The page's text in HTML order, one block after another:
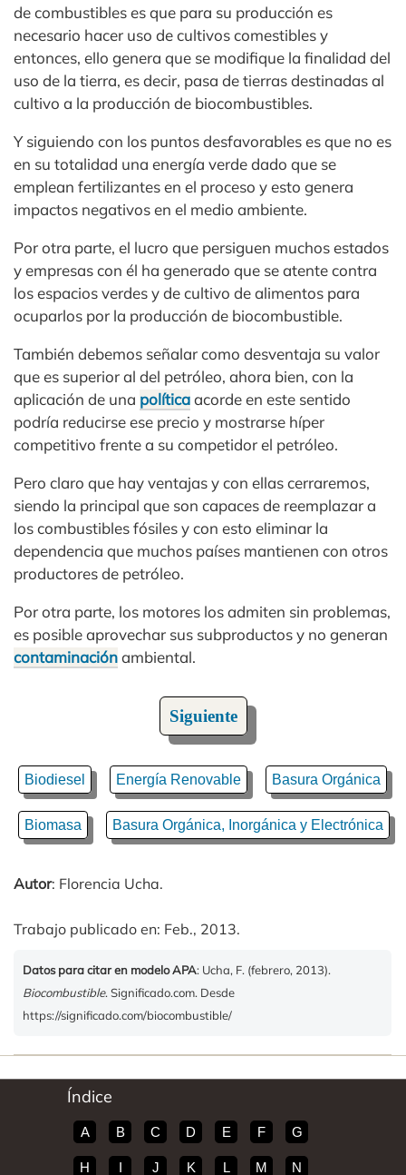
de combustibles es que para su producción es
necesario hacer uso de cultivos comestibles y
entonces, ello genera que se modifique la finalidad del
uso de la tierra, es decir, pasa de tierras destinadas al
cultivo a la producción de biocombustibles.
Y siguiendo con los puntos desfavorables es que no es
en su totalidad una energía verde dado que se
emplean fertilizantes en el proceso y esto genera
impactos negativos en el medio ambiente.
Por otra parte, el lucro que persiguen muchos estados
y empresas con él ha generado que se atente contra
los espacios verdes y de cultivo de alimentos para
ocuparlos por la producción de biocombustible.
También debemos señalar como desventaja su valor
que es superior al del petróleo, ahora bien, con la
aplicación de una políticaacorde en este sentido
podría reducirse ese precio y mostrarse híper
competitivo frente a su competidor el petróleo.
Pero claro que hay ventajas y con ellas cerraremos,
siendo la principal que son capaces de reemplazar a
los combustibles fósiles y con esto eliminar la
dependencia que muchos países mantienen con otros
productores de petróleo.
Por otra parte, los motores los admiten sin problemas,
es posible aprovechar sus subproductos y no generan
contaminaciónambiental.
Siguiente
Biodiesel Energía Renovable Basura Orgánica
Biomasa Basura Orgánica, Inorgánica y Electrónica
Autor: Florencia Ucha.
Trabajo publicado en: Feb., 2013.
Datos para citar en modelo APA: Ucha, F. (febrero, 2013).
Biocombustible. Significado.com. Desde
https://significado.com/biocombustible/
Índice
A B C D E F G
H I J K L M N